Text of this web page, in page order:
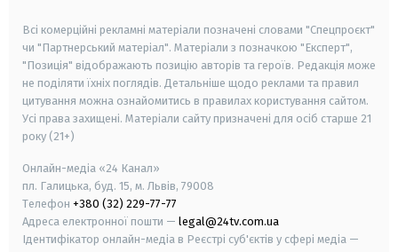
Всі комерційні рекламні матеріали позначені словами "Спецпроєкт"
чи "Партнерський матеріал". Матеріали з позначкою "Експерт",
"Позиція" відображають позицію авторів та героїв. Редакція може
не поділяти їхніх поглядів. Детальніше щодо реклами та правил
цитування можна ознайомитись в правилах користування сайтом.
Усі права захищені. Матеріали сайту призначені для осіб старше 21
року (21+)
Онлайн-медіа «24 Канал»
пл. Галицька, буд. 15, м. Львів, 79008
Телефон +380 (32) 229-77-77
Адреса електронної пошти — legal@24tv.com.ua
Ідентифікатор онлайн-медіа в Реєстрі суб'єктів у сфері медіа —